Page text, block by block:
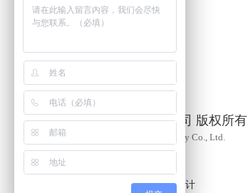
山东金彩山酒业有限公司 版权所有
Shandong Jincaishan Wine Industry Co., Ltd.
备案号：
技术支持：牛商股份
百度统计